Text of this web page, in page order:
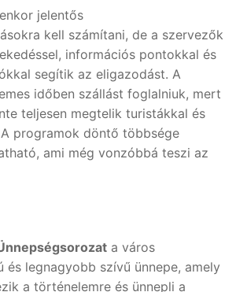
jelentős
kell számítani, de a szervezők
információs pontokkal és
segítik az eligazodást. A
időben szállást foglalniuk, mert
teljesen megtelik turistákkal és
programok döntő többsége
ami még vonzóbbá teszi az
a város
és legnagyobb szívű ünnepe, amely
a történelemre és ünnepli a